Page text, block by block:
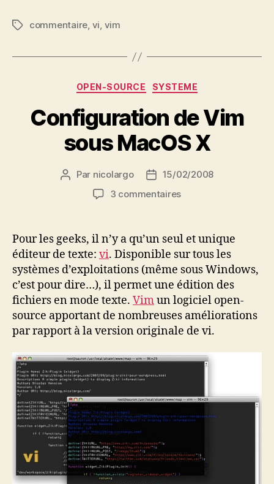
Étiquettes
commentaire, vi, vim
Catégories
OPEN-SOURCE SYSTEME
Configuration de Vim
sous MacOS X
Auteur
l’article
Par nicolargo
Date15/02/2008
3 commentairessur
Vim
MacOS
X
Pour les geeks, il n’y a qu’un seul et unique
éditeur de texte: vi. Disponible sur tous les
systèmes d’exploitations (même sous Windows,
c’est pour dire…), il permet une édition des
fichiers en mode texte. Vimun logiciel open-
source apportant de nombreuses améliorations
par rapport à la version originale de vi.